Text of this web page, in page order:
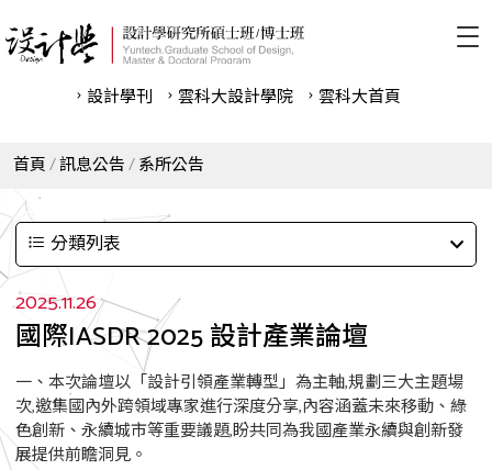
設計學刊 雲科⼤設計學院 雲科⼤首頁
首頁 訊息公告 系所公告
分類列表
2025.11.26
國際IASDR 2025 設計產業論壇
一、本次論壇以「設計引領產業轉型」為主軸,規劃三大主題場
次,邀集國內外跨領域專家進行深度分享,內容涵蓋未來移動、綠
色創新、永續城市等重要議題,盼共同為我國產業永續與創新發
展提供前瞻洞見。